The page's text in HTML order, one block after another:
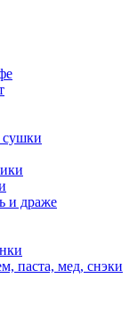
сушки
и драже
паста, мед, снэки